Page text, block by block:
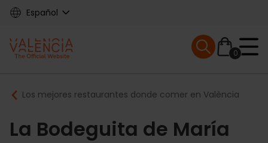
Skip
content
Español
Main
navigation
0
Mobile menu
Breadcrumb
Los mejores restaurantes donde comer en València
La Bodeguita de María